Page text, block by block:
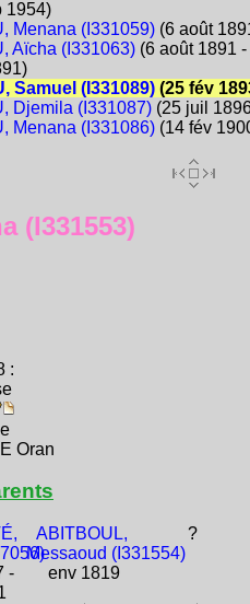
1954)
Menana (I331059)(6 août
Aïcha (I331063)(6 août 1891 -
Samuel (I331089)(25 fév
Djemila (I331087)(25 juil
Menana (I331086)(14 fév
(I331553)
:
Oran
-
ABITBOUL,
Messaoud (I331554)
env 1819
?